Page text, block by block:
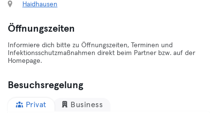
Haidhausen
Öffnungszeiten
Informiere dich bitte zu Öffnungszeiten, Terminen und
Infektionsschutzmaßnahmen direkt beim Partner bzw. auf der
Homepage.
Besuchsregelung
Privat Business